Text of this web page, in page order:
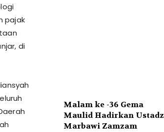
pajak
di
Malam ke -36 Gema
Maulid Hadirkan Ustadz
Marbawi Zamzam